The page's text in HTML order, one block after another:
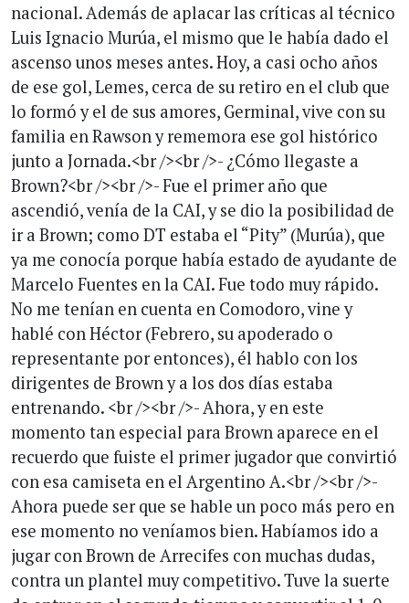
nacional. Además de aplacar las críticas al técnico
Luis Ignacio Murúa, el mismo que le había dado el
ascenso unos meses antes. Hoy, a casi ocho años
de ese gol, Lemes, cerca de su retiro en el club que
lo formó y el de sus amores, Germinal, vive con su
familia en Rawson y rememora ese gol histórico
junto a Jornada.<br /><br />- ¿Cómo llegaste a
Brown?<br /><br />- Fue el primer año que
ascendió, venía de la CAI, y se dio la posibilidad de
ir a Brown; como DT estaba el “Pity” (Murúa), que
ya me conocía porque había estado de ayudante de
Marcelo Fuentes en la CAI. Fue todo muy rápido.
No me tenían en cuenta en Comodoro, vine y
hablé con Héctor (Febrero, su apoderado o
representante por entonces), él hablo con los
dirigentes de Brown y a los dos días estaba
entrenando. <br /><br />- Ahora, y en este
momento tan especial para Brown aparece en el
recuerdo que fuiste el primer jugador que convirtió
con esa camiseta en el Argentino A.<br /><br />-
Ahora puede ser que se hable un poco más pero en
ese momento no veníamos bien. Habíamos ido a
jugar con Brown de Arrecifes con muchas dudas,
contra un plantel muy competitivo. Tuve la suerte